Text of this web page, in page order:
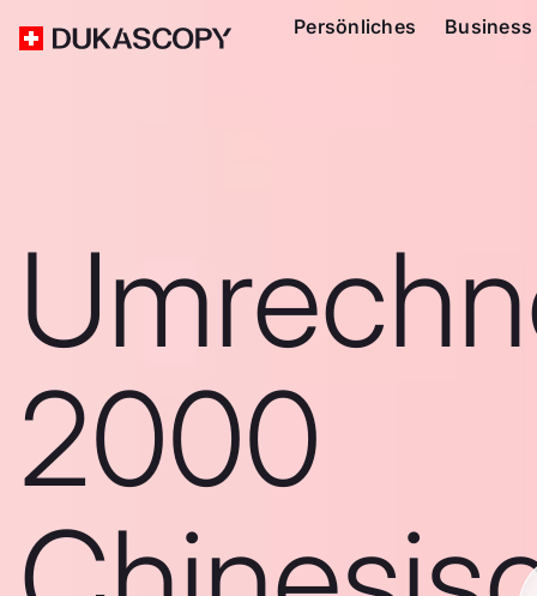
Persönliches Business
2000